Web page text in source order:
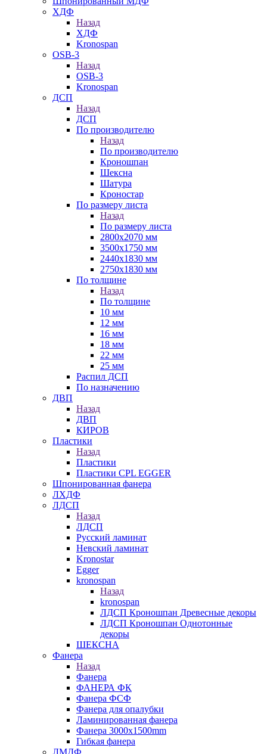
ХДФ
Назад
ХДФ
Kronospan
OSB-3
Назад
OSB-3
Kronospan
ДСП
Назад
ДСП
По производителю
Назад
По производителю
Кроношпан
Шексна
Шатура
Кроностар
По размеру листа
Назад
По размеру листа
2800х2070 мм
3500х1750 мм
2440х1830 мм
2750х1830 мм
По толщине
Назад
По толщине
10 мм
12 мм
16 мм
18 мм
22 мм
25 мм
Распил ДСП
По назначению
ДВП
Назад
ДВП
КИРОВ
Пластики
Назад
Пластики
Пластики CPL EGGER
Шпонированная фанера
ЛХДФ
ЛДСП
Назад
ЛДСП
Русский ламинат
Невский ламинат
Kronostar
Egger
kronospan
Назад
kronospan
ЛДСП Кроношпан Древесные декоры
ЛДСП Кроношпан Однотонные
декоры
ШЕКСНА
Фанера
Назад
Фанера
ФАНЕРА ФК
Фанера ФСФ
Фанера для опалубки
Ламинированная фанера
Фанера 3000х1500mm
Гибкая фанера
ЛМДФ